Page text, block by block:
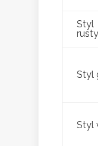
Styl
Styl
Styl